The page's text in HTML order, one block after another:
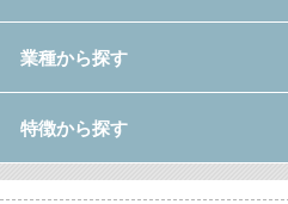
業種から探す
特徴から探す